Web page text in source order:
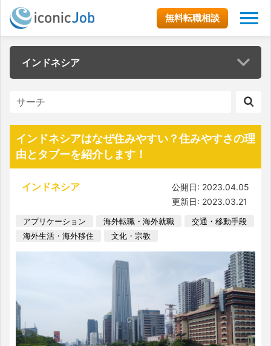
無料転職相談
インドネシア
インドネシアはなぜ住みやすい？住みやすさの理
由とタブーを紹介します！
インドネシア
公開日: 2023.04.05
更新日: 2023.03.21
アプリケーション 海外転職・海外就職
交通・移動手段
海外生活・海外移住
文化・宗教